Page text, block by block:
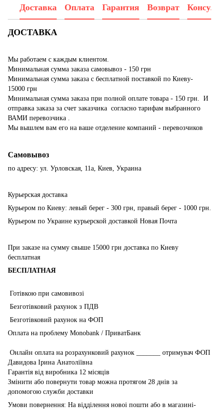
Доставка Оплата Гарантия Возврат
ДОСТАВКА
Мы работаем с каждым клиентом.
Минимальная сумма заказа самовывоз - 150 грн
Минимальная сумма заказа с бесплатной поставкой по Киеву-
15000 грн
Минимальная сумма заказа при полной оплате товара - 150 грн. И
отправка заказа за счет заказчика согласно тарифам выбранного
ВАМИ перевозчика .
Мы вышлем вам его на ваше отделение компаний - перевозчиков
Самовывоз
по адресу: ул. Урловская, 11а, Киев, Украина
Курьерская доставка
Курьером по Киеву: левый берег - 300 грн, правый берег - 1000 грн.
Курьером по Украине курьерской доставкой Новая Почта
При заказе на сумму свыше 15000 грн доставка по Киеву
бесплатная
БЕСПЛАТНАЯ
Готівкою при самовивозі
Безготівковий рахунок з ПДВ
Безготівковий рахунок на ФОП
Оплата на проблему Monobank / ПриватБанк
Онлайн оплата на розрахунковий рахунок _______ отримувач ФОП
Давидова Ірина Анатоліївна
Гарантія від виробника 12 місяців
Змінити або повернути товар можна протягом 28 днів за
допомогою служби доставки
Умови повернення: На відділення новоі пошти або в магазині-